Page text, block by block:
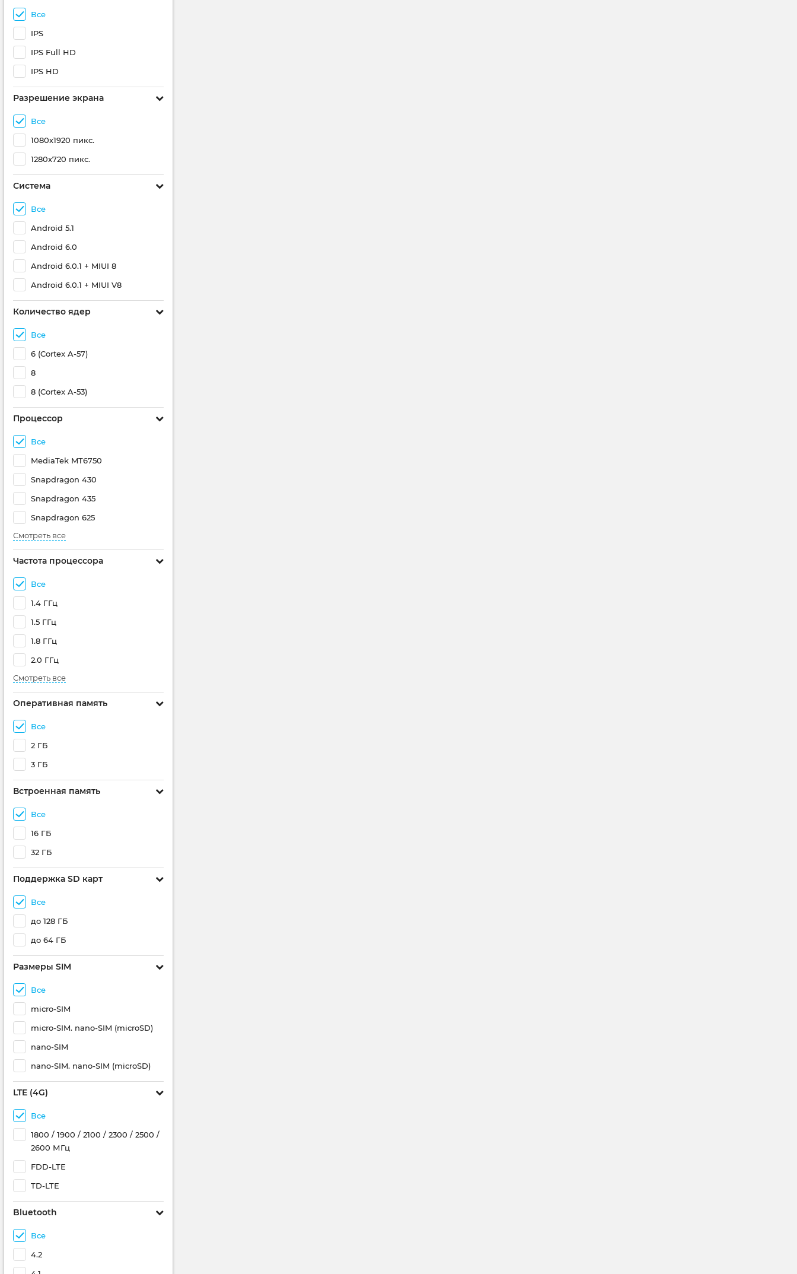
Все
IPS
IPS Full HD
IPS HD
Разрешение экрана
Все
1080x1920 пикс.
1280x720 пикс.
Система
Все
Android 5.1
Android 6.0
Android 6.0.1 + MIUI 8
Android 6.0.1 + MIUI V8
Количество ядер
Все
6 (Cortex A-57)
8
8 (Cortex A-53)
Процессор
Все
MediaTek MT6750
Snapdragon 430
Snapdragon 435
Snapdragon 625
Смотреть все
Частота процессора
Все
1.4 ГГц
1.5 ГГц
1.8 ГГц
2.0 ГГц
Смотреть все
Оперативная память
Все
2 ГБ
3 ГБ
Встроенная память
Все
16 ГБ
32 ГБ
Поддержка SD карт
Все
до 128 ГБ
до 64 ГБ
Размеры SIM
Все
micro-SIM
micro-SIM. nano-SIM (microSD)
nano-SIM
nano-SIM. nano-SIM (microSD)
LTE (4G)
Все
1800 / 1900 / 2100 / 2300 / 2500 /
2600 МГц
FDD-LTE
TD-LTE
Bluetooth
Все
4.2